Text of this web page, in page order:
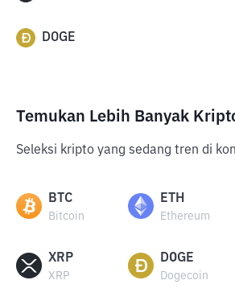
DOGE
Temukan Lebih Banyak
Seleksi kripto yang sedang tren di
BTC
Bitcoin
ETH
Ethereum
XRP
XRP
DOGE
Dogecoin